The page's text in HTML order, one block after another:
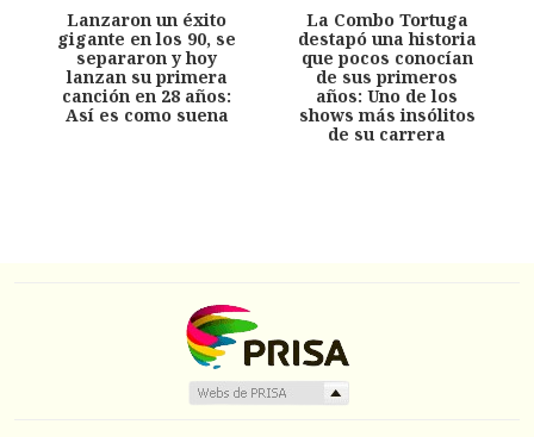
Lanzaron un éxito
gigante en los 90, se
separaron y hoy
lanzan su primera
canción en 28 años:
Así es como suena
La Combo Tortuga
destapó una historia
que pocos conocían
de sus primeros
años: Uno de los
shows más insólitos
de su carrera